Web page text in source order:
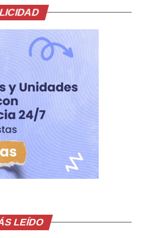
avanzar en el
diplomáticas.
comenzó a deteriorarse
Castillo por su intento de
de 2022. En ese momento,
y los hijos del
condenó a Castillo
cárcel por esos actos, una
considera ilegal.
LEÍDO